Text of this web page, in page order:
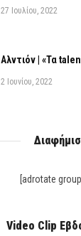
27 Ιουλίου, 2022
Αλντιόν | «Τα
2 Ιουνίου, 2022
[adrotate
Video Clip